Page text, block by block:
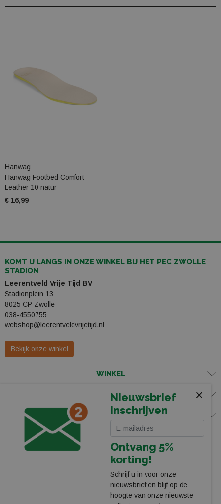
Hanwag
Hanwag Footbed Comfort
Leather 10 natur
€ 16,99
KOMT U LANGS IN ONZE WINKEL BIJ HET PEC ZWOLLE
STADION
Leerentveld Vrije Tijd BV
Stadionplein 13
8025 CP Zwolle
038-4550755
webshop@leerentveldvrijetijd.nl
Bekijk onze winkel
WINKEL
KLANTENSERVICE
VOLG ONS
×
Nieuwsbrief
inschrijven
Ontvang 5%
korting!
Schrijf u in voor onze
nieuwsbrief en blijf op de
hoogte van onze nieuwste